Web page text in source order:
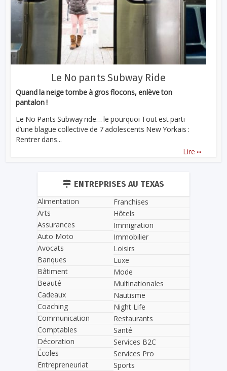
Le No pants Subway Ride
Quand la neige tombe à gros flocons, enlève ton
pantalon !
Le No Pants Subway ride… le pourquoi Tout est parti
d’une blague collective de 7 adolescents New Yorkais :
Rentrer dans...
Lire ...
ENTREPRISES AU TEXAS
Alimentation
Arts
Assurances
Auto Moto
Avocats
Banques
Bâtiment
Beauté
Cadeaux
Coaching
Communication
Comptables
Décoration
Écoles
Entrepreneuriat
Franchises
Hôtels
Immigration
Immobilier
Loisirs
Luxe
Mode
Multinationales
Nautisme
Night Life
Restaurants
Santé
Services B2C
Services Pro
Sports